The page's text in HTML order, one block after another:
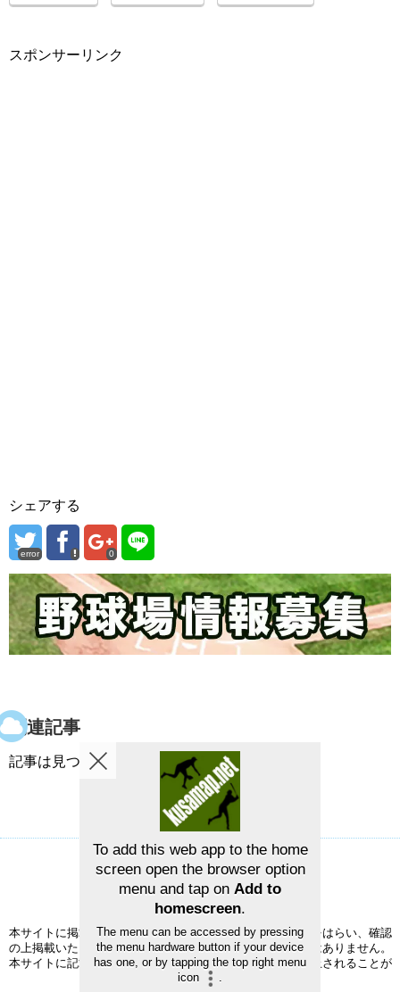
スポンサーリンク
シェアする
error 0
関連記事
記事は見つかりませんでした。
草野球グラウンドマップ お問い合せ
草野球グラウンドマップ
本サイトに掲載された情報の正確性については、充分注意をはらい、確認
の上掲載いたしますが、完全性、正確性を保証するものではありません。
本サイトに記載されている事項は、予告なく変更または廃止されることが
ありますので、予めご了承ください。
To add this web app to the home
screen open the browser option
menu and tap on Add to
homescreen.
The menu can be accessed by pressing
the menu hardware button if your device
has one, or by tapping the top right menu
icon
.